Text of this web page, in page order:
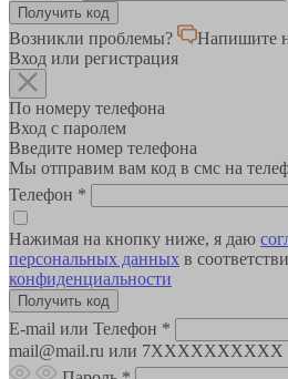
Возникли проблемы?
Напишите
Вход или регистрация
По номеру телефона
Вход с паролем
Введите номер телефона
Мы отправим вам код в смс на
Телефон *
Нажимая на кнопку ниже, я даю
персональных данных в
конфиденциальности
E-mail или Телефон *
mail@mail.ru или 7XXXXXXXXXX